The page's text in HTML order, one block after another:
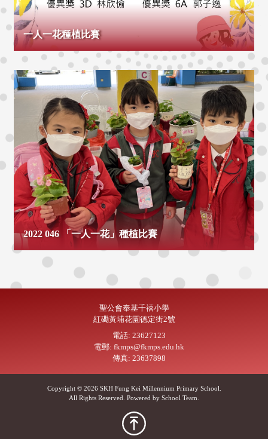
一人一花種植比賽
2022 046 「一人一花」種植比賽
聖公會奉基千禧小學
紅磡黃埔花園德定街2號
電話: 23627123
電郵: fkmps@fkmps.edu.hk
傳真: 23637898
Copyright © 2026 SKH Fung Kei Millennium Primary School.
All Rights Reserved. Powered by School Team